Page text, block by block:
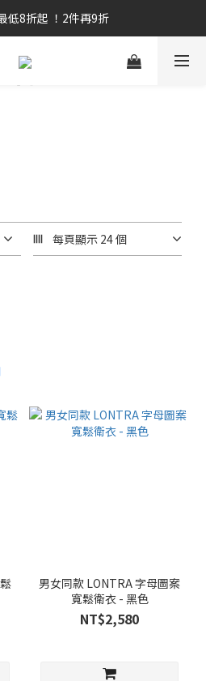
低8折起 ！2件再9折
低8折起 ！2件再9折
降至5折起 滿件再8折
送好運鑰匙圈 (贈完為止)
每頁顯示 24 個
男女同款 LONTRA 字母圖案
寬鬆衛衣 - 黑色
NT$2,580